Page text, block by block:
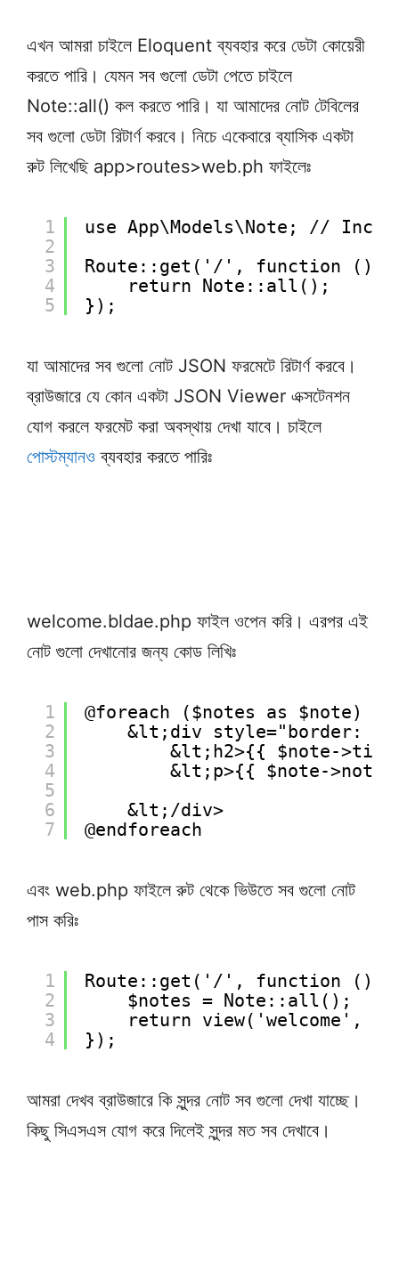
এখন আমরা চাইলে Eloquent ব্যবহার করে ডেটা কোয়েরী
করতে পারি। যেমন সব গুলো ডেটা পেতে চাইলে
Note::all() কল করতে পারি। যা আমাদের নোট টেবিলের
সব গুলো ডেটা রিটার্ণ করবে। নিচে একেবারে ব্যাসিক একটা
রুট লিখেছি app>routes>web.ph ফাইলেঃ
1
2
3
4
5
use App\Models\Note; //
Route::get('/', function () {
return Note::all();
});
যা আমাদের সব গুলো নোট JSON ফরমেটে রিটার্ণ করবে।
ব্রাউজারে যে কোন একটা JSON Viewer এক্সটেনশন
যোগ করলে ফরমেট করা অবস্থায় দেখা যাবে। চাইলে
পোস্টম্যানও ব্যবহার করতে পারিঃ
welcome.bldae.php ফাইল ওপেন করি। এরপর এই
নোট গুলো দেখানোর জন্য কোড লিখিঃ
1
2
3
4
5
6
7
@foreach ($notes as $note)
&lt;div style="border:
&lt;h2>{{ $note-
&lt;p>{{ $note-
&lt;/div>
@endforeach
এবং web.php ফাইলে রুট থেকে ভিউতে সব গুলো নোট
পাস করিঃ
1
2
3
4
Route::get('/', function () {
$notes = Note::all();
return view('welcome',
});
আমরা দেখব ব্রাউজারে কি সুন্দর নোট সব গুলো দেখা যাচ্ছে।
কিছু সিএসএস যোগ করে দিলেই সুন্দর মত সব দেখাবে।